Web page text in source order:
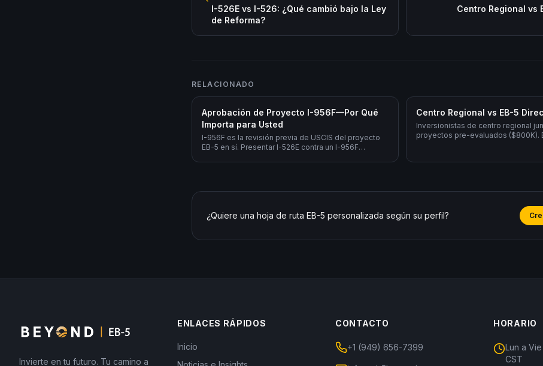
I-526E vs I-526: ¿Qué cambió bajo la Ley
de Reforma?
Centro Regional vs
RELACIONADO
Aprobación de Proyecto I-956F—Por Qué
Importa para Usted
I-956F es la revisión previa de USCIS del proyecto
EB-5 en sí. Presentar I-526E contra un I-956F
Centro Regional vs EB-5
Inversionistas de centro regional
proyectos pre-evaluados ($800K).
¿Quiere una hoja de ruta EB-5 personalizada según su perfil?
Invierte en tu futuro. Tu camino a
ENLACES RÁPIDOS
Inicio
CONTACTO
+1 (949) 656-7399
HORARIO
Lun a
CST